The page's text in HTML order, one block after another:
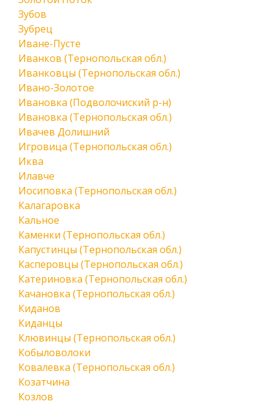
Зубов
Зубрец
Иване-Пусте
Иванков (Тернопольская обл.)
Иванковцы (Тернопольская обл.)
Ивано-Золотое
Ивановка (Подволочиский р-н)
Ивановка (Тернопольская обл.)
Ивачев Долишний
Игровица (Тернопольская обл.)
Иква
Илавче
Иосиповка (Тернопольская обл.)
Калагаровка
Кальное
Каменки (Тернопольская обл.)
Капустинцы (Тернопольская обл.)
Касперовцы (Тернопольская обл.)
Катериновка (Тернопольская обл.)
Качановка (Тернопольская обл.)
Киданов
Киданцы
Клювинцы (Тернопольская обл.)
Кобыловолоки
Ковалевка (Тернопольская обл.)
Козатчина
Козлов